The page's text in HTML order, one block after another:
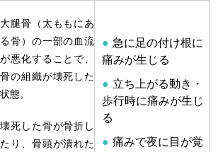
大腿骨（太ももにあ
る骨）の一部の血流
が悪化することで、
骨の組織が壊死した
状態。
壊死した骨が骨折し
たり、骨頭が潰れた
急に足の付け根に
痛みが生じる
立ち上がる動き・
歩行時に痛みが生じ
る
痛みで夜に目が覚